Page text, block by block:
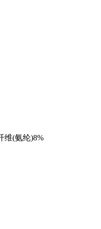
维(氨纶)8%